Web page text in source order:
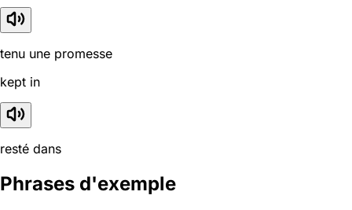
tenu une promesse
kept in
resté dans
Phrases d'exemple